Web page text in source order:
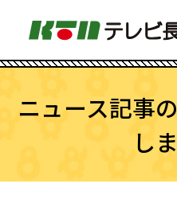
ニュース記事
し